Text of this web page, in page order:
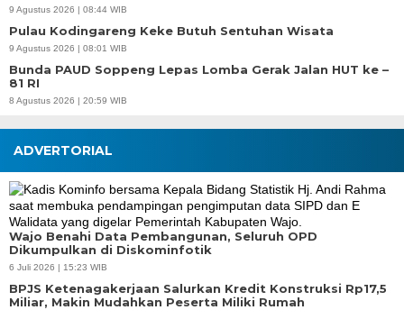
9 Agustus 2026 | 08:44 WIB
Pulau Kodingareng Keke Butuh Sentuhan Wisata
9 Agustus 2026 | 08:01 WIB
Bunda PAUD Soppeng Lepas Lomba Gerak Jalan HUT ke –
81 RI
8 Agustus 2026 | 20:59 WIB
ADVERTORIAL
Wajo Benahi Data Pembangunan, Seluruh OPD
Dikumpulkan di Diskominfotik
6 Juli 2026 | 15:23 WIB
BPJS Ketenagakerjaan Salurkan Kredit Konstruksi Rp17,5
Miliar, Makin Mudahkan Peserta Miliki Rumah